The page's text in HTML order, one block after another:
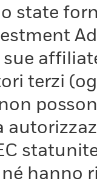
state
terzi
hanno